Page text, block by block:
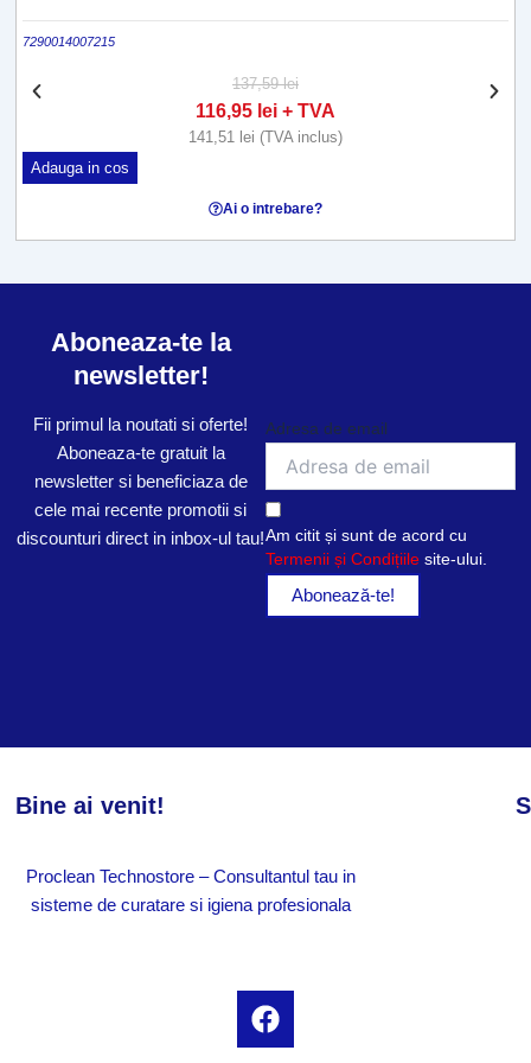
7290014007215
137,59lei
116,95 lei + TVA
141,51 lei (TVA inclus)
Adauga in cos
Ai o intrebare?
Aboneaza-te la
newsletter!
Fii primul la noutati si oferte!
Aboneaza-te gratuit la
newsletter si beneficiaza de
cele mai recente promotii si
discounturi direct in inbox-ul tau!
Adresa de email
Am citit și sunt de acord cu
Termenii și Condițiile site-ului.
Bine ai venit!
Proclean Technostore – Consultantul tau in
sisteme de curatare si igiena profesionala
F
a